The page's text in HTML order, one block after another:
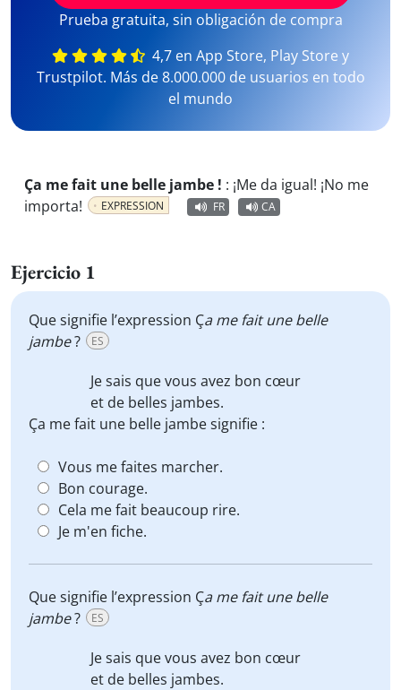
Prueba gratuita, sin obligación de compra
4,7 en App Store, Play Store y
Trustpilot. Más de 8.000.000 de usuarios en todo
el mundo
Ça me fait une belle jambe ! : ¡Me da igual! ¡No me
importa!
EXPRESSION FR CA
Ejercicio 1
Que signifie l’expression Ça me fait une belle
jambe? ES
Je sais que vous avez bon cœur
et de belles jambes.
Ça me fait une belle jambe signifie :
Vous me faites marcher.
Bon courage.
Cela me fait beaucoup rire.
Je m'en fiche.
Que signifie l’expression Ça me fait une belle
jambe? ES
Je sais que vous avez bon cœur
et de belles jambes.